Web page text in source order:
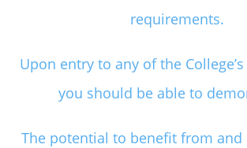
requirements.
Upon entry to any of the
you should be able to
The potential to benefit from